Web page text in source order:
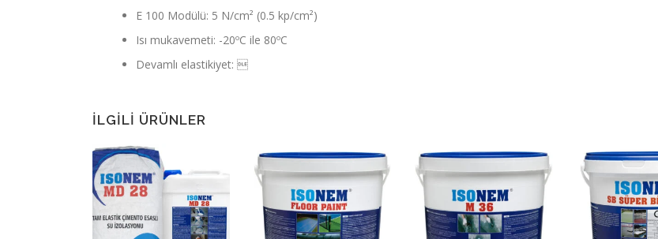
E 100 Modülü: 5 N/cm² (0.5 kp/cm²)
Isı mukavemeti: -20ºC ile 80ºC
Devamlı elastikiyet: 
İLGILI ÜRÜNLER